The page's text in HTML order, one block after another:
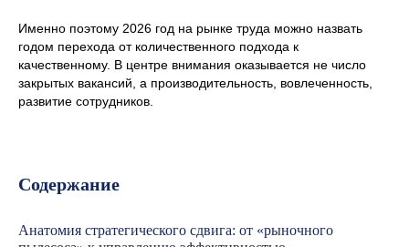
Именно поэтому 2026 год на рынке труда можно назвать
годом перехода от количественного подхода к
качественному. В центре внимания оказывается не число
закрытых вакансий, а производительность, вовлеченность,
развитие сотрудников.
Содержание
Анатомия стратегического сдвига: от «рыночного